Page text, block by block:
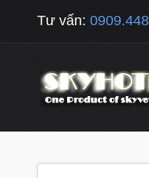
Tư vấn: